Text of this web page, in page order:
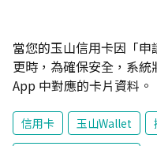
當您的玉山信用卡因「
更時，為確保安全，系
App 中對應的卡片資料。
信用卡 玉山Wallet